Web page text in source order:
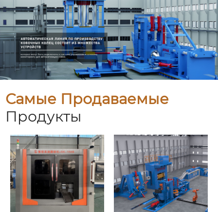
Самые Продаваемые
Продукты